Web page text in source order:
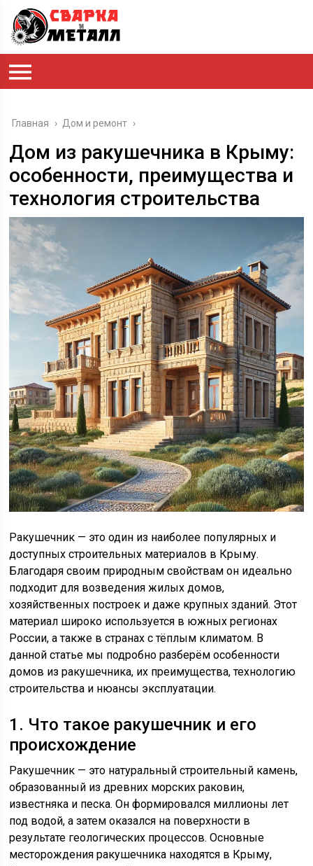
Главная › Дом и ремонт ›
Дом из ракушечника в Крыму:
особенности, преимущества и
технология строительства
Ракушечник — это один из наиболее популярных и
доступных строительных материалов в Крыму.
Благодаря своим природным свойствам он идеально
подходит для возведения жилых домов,
хозяйственных построек и даже крупных зданий. Этот
материал широко используется в южных регионах
России, а также в странах с тёплым климатом. В
данной статье мы подробно разберём особенности
домов из ракушечника, их преимущества, технологию
строительства и нюансы эксплуатации.
1. Что такое ракушечник и его
происхождение
Ракушечник — это натуральный строительный камень,
образованный из древних морских раковин,
известняка и песка. Он формировался миллионы лет
под водой, а затем оказался на поверхности в
результате геологических процессов. Основные
месторождения ракушечника находятся в Крыму,